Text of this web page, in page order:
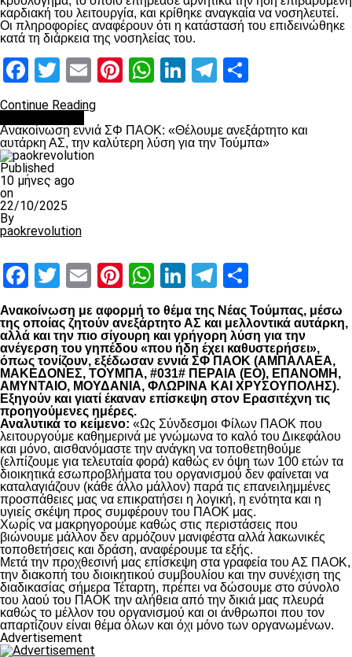
καρδιακή του λειτουργία, και κρίθηκε αναγκαία να νοσηλευτεί.
Οι πληροφορίες αναφέρουν ότι η κατάστασή του επιδεινώθηκε
κατά τη διάρκεια της νοσηλείας του.
Facebook
Twitter
EmailPinterest
WhatsApp
LinkedIn
Telegram
Continue Reading
Ανακοίνωση εννιά ΣΦ ΠΑΟΚ: «Θέλουμε ανεξάρτητο και
αυτάρκη ΑΣ, την καλύτερη λύση για την Τούμπα»
Published
10 μήνες ago
on
22/10/2025
By
paokrevolution
Facebook
Twitter
EmailPinterest
WhatsApp
LinkedIn
Telegram
Ανακοίνωση με αφορμή το θέμα της Νέας Τούμπας, μέσω
της οποίας ζητούν ανεξάρτητο ΑΣ και μελλοντικά αυτάρκη,
αλλά και την πιο σίγουρη και γρήγορη λύση για την
ανέγερση του γηπέδου «που ήδη έχει καθυστερήσει»,
όπως τονίζουν, εξέδωσαν εννιά ΣΦ ΠΑΟΚ (ΑΜΠΑΛΑΕΑ,
ΜΑΚΕΔΟΝΕΣ, ΤΟΥΜΠΑ, #031# ΠΕΡΑΙΑ (ΕΟ), ΕΠΑΝΟΜΗ,
ΑΜΥΝΤΑΙΟ, ΜΟΥΔΑΝΙΑ, ΦΛΩΡΙΝΑ ΚΑΙ ΧΡΥΣΟΥΠΟΛΗΣ).
Εξηγούν και γιατί έκαναν επίσκεψη στον Ερασιτέχνη τις
προηγούμενες ημέρες.
Αναλυτικά το κείμενο: «Ως Σύνδεσμοι Φίλων ΠΑΟΚ που
λειτουργούμε καθημερινά με γνώμωνα το καλό του Δικεφάλου
και μόνο, αισθανόμαστε την ανάγκη να τοποθετηθούμε
(ελπίζουμε για τελευταία φορά) καθώς εν όψη των 100 ετών τα
διοικητικά εσωπροβλήματα του οργανισμού δεν φαίνεται να
καταλαγιάζουν (κάθε άλλο μάλλον) παρά τις επανειλημμένες
προσπάθειες μας να επικρατήσει η λογική, η ενότητα και η
υγιείς σκέψη προς συμφέρουν του ΠΑΟΚ μας.
Χωρίς να μακρηγορούμε καθώς στις περιστάσεις που
βιώνουμε μάλλον δεν αρμόζουν μανιφέστα αλλά λακωνικές
τοποθετήσεις και δράση, αναφέρουμε τα εξής.
Μετά την προχθεσινή μας επίσκεψη στα γραφεία του ΑΣ ΠΑΟΚ,
την διακοπή του διοικητικού συμβουλίου και την συνέχιση της
διαδικασίας σήμερα Τέταρτη, πρέπει να δώσουμε στο σύνολο
του λαού του ΠΑΟΚ την αλήθεια από την δικιά μας πλευρά
καθώς το μέλλον του οργανισμού και οι άνθρωποι που τον
απαρτίζουν είναι θέμα όλων και όχι μόνο των οργανωμένων.
Advertisement